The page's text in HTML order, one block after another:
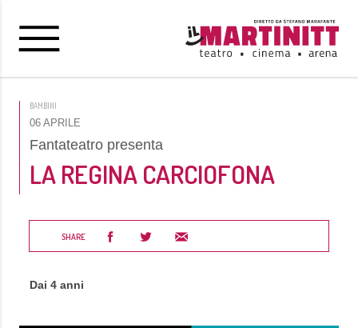
BAMBINI
06 APRILE
Fantateatro presenta
LA REGINA CARCIOFONA
SHARE
Dai 4 anni